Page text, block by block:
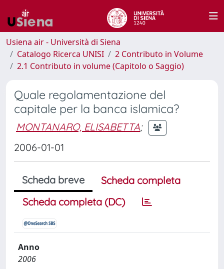
Usiena air - Università di Siena
Catalogo Ricerca UNISI
2 Contributo in Volume
2.1 Contributo in volume (Capitolo o Saggio)
Quale regolamentazione del
capitale per la banca islamica?
MONTANARO, ELISABETTA;
2006-01-01
Scheda breve
Scheda completa
Scheda completa (DC)
Anno
2006